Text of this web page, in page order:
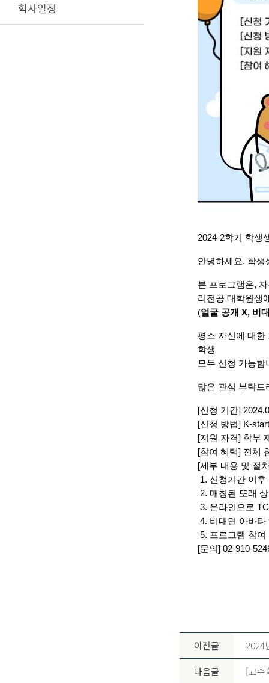
학사일정
2024-2학기 학생
안녕하세요. 학생
본 프로그램은,
리전공 대학원생
(얼굴 공개 X, 비
평소 자신에 대한
학생
모두 신청 가능
많은 관심 부탁드
[신청 기간]
[신청 방법] K-
[지원 자격] 학부
[참여 혜택] 전체
[세부 내용 및 절
1. 신청기간 이
2. 매칭된 또래
3. 온라인으로
4. 비대면 아바
5. 프로그램 참
[문의] 02-910-
이전글 2024
다음글 [교수